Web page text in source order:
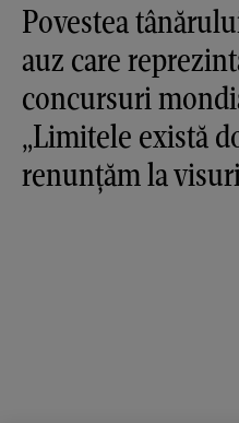
Povestea
auz care
concursuri
„Limitele există
renunțăm la